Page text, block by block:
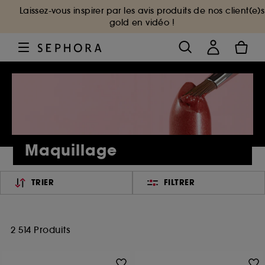
Laissez-vous inspirer par les avis produits de nos client(e)s
gold en vidéo !
Maquillage
TRIER FILTRER
2 514 Produits